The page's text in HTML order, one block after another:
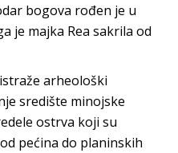
bogova rođen je u
je majka Rea sakrila od
arheološki
središte minojske
ostrva koji su
pećina do planinskih